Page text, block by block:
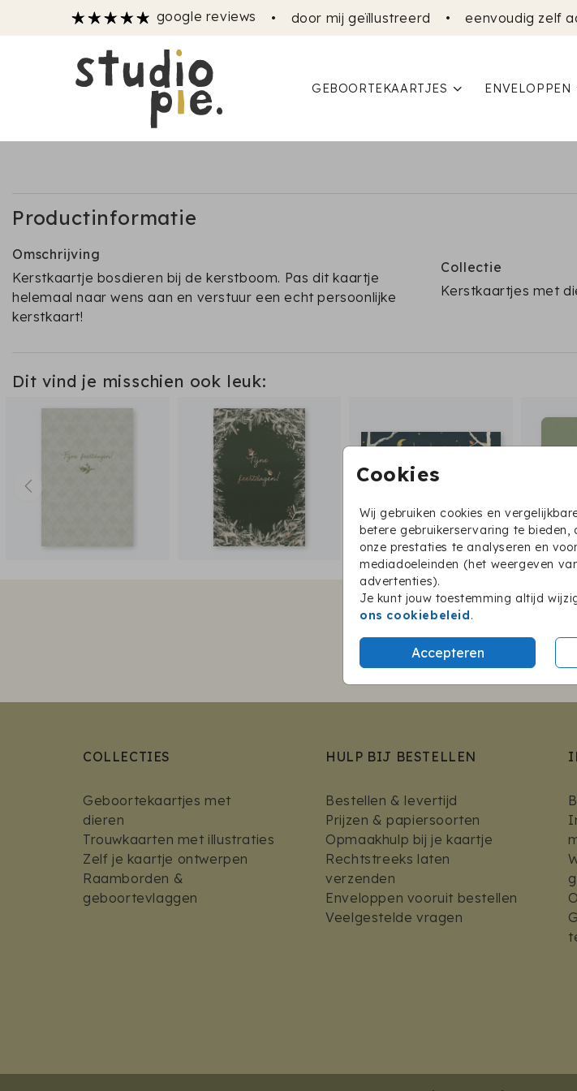
google reviews • door mij geïllustreerd • eenvoudig zelf
GEBOORTEKAARTJES ENVELOPPEN
Cookies
Wij gebruiken cookies en
betere gebruikerservaring te bieden,
onze prestaties te analyseren en
mediadoeleinden (het weergeven
advertenties).
Je kunt jouw toestemming altijd
ons cookiebeleid.
Accepteren
Productinformatie
Omschrijving
Kerstkaartje bosdieren bij de kerstboom. Pas dit kaartje
helemaal naar wens aan en verstuur een echt persoonlijke
kerstkaart!
Collectie
Kerstkaartjes met
Dit vind je misschien ook leuk:
BESTEL EEN
COLLECTIES
Geboortekaartjes met
dieren
Trouwkaarten met illustraties
Zelf je kaartje ontwerpen
Raamborden &
geboortevlaggen
HULP BIJ BESTELLEN
Bestellen & levertijd
Prijzen & papiersoorten
Opmaakhulp bij je kaartje
Rechtstreeks laten
verzenden
Enveloppen vooruit bestellen
Veelgestelde vragen